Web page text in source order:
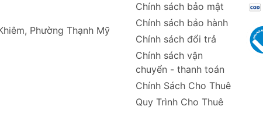
mát bằng sò lạnh (Thermoelectric Cooling)
quạt Rtako GBF001là tấm làm lạnh bán dẫn ở
nhiệt độ bề mặt tiếp xúc, tạo ra cảm giác mát lạnh sâu và
Phường Thạnh Mỹ
Chính sách bảo mật
Chính sách bảo hành
Chính sách đổi trả
Chính sách vận
chuyển - thanh toán
Chính Sách Cho Thuê
Quy Trình Cho Thuê